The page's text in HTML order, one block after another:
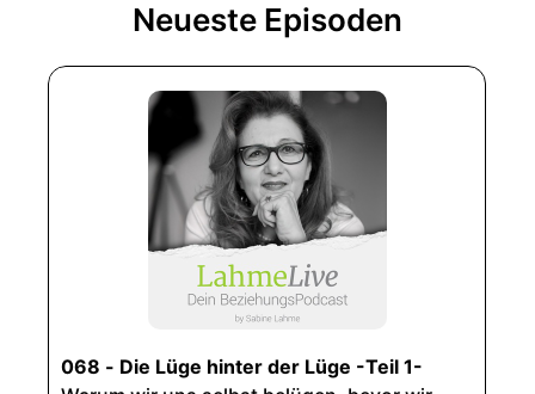
Neueste Episoden